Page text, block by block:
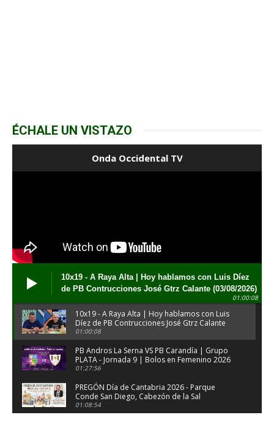
ÉCHALE UN VISTAZO
Onda Occidental TV
10x19 - A Raya Alta | Hoy hablamos con Luis Díez
de PB Contrucciones José Gtrz Calante (03/08/2026)
01:00:08
10x19 - A Raya Alta | Hoy hablamos con Luis
Díez de PB Contrucciones José Gtrz Calante
(03/08/2026)
01:00:08
PB Andros La Serna VS PB Carandía | Grupo
PLATA - Jornada 9 | Bolos en Femenino 2026
01:27:56
PREGÓN Día de Cantabria 2026 - Parque
Conde San Diego, Cabezón de la Sal
(31/07/2026)
01:08:54